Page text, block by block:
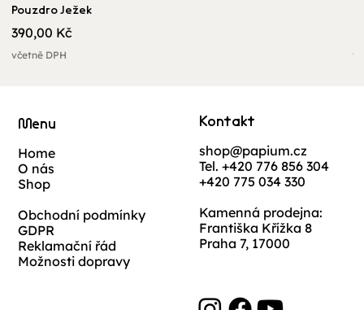
Pouzdro Ježek
Cena
390,00 Kč
včetně DPH
Kontakt
shop@papium.cz
Tel. +420 776 856 304
+420 775 034 330
Kamenná prodejna:
Františka Křížka 8
Praha 7, 17000
Menu
Home
O nás
Shop
Obchodní podmínky
GDPR
Reklamační řád
Možnosti dopravy